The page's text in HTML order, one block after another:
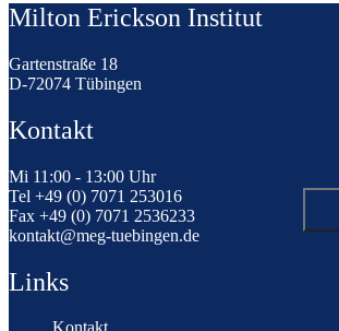
Milton Erickson Institut
Gartenstraße 18
D-72074 Tübingen
Kontakt
Mi 11:00 - 13:00 Uhr
Tel +49 (0) 7071 253016
Fax +49 (0) 7071 2536233
kontakt@meg-tuebingen.de
Links